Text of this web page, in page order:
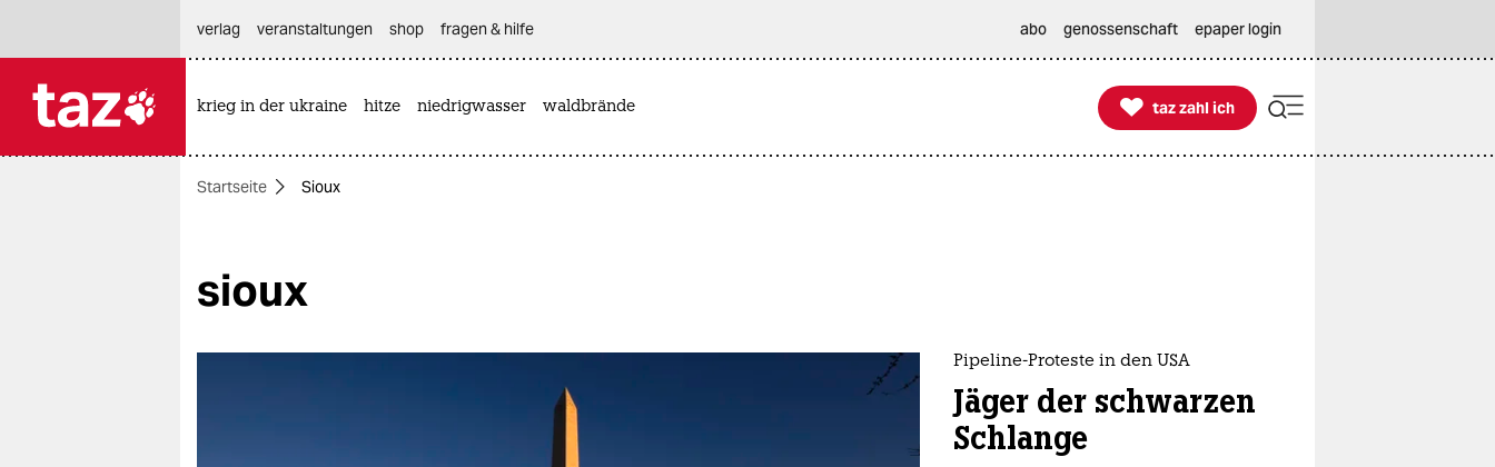
themen
öko
gesellschaft
verlag
veranstaltungen shop fragen & hilfe abo genossenschaft epaper login
krieg in der ukraine hitze niedrigwasser waldbrände 
taz zahl ich
taz zahl ich
Startseite Sioux
sioux
Pipeline-Proteste in den USA
Jäger der schwarzen
Schlange